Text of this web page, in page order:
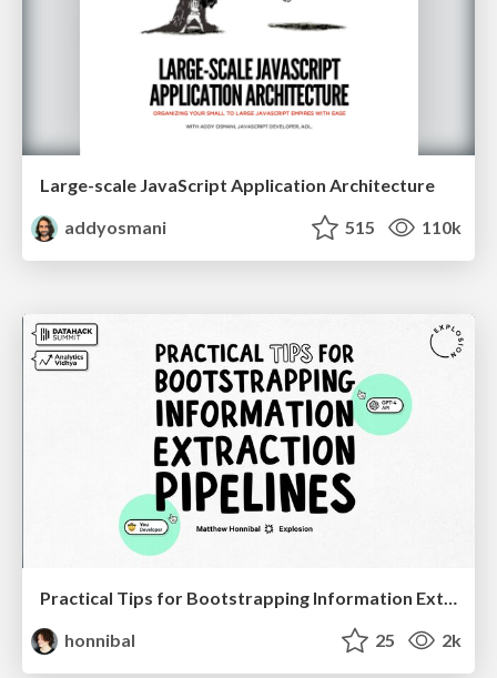
Large-scale JavaScript Application Architecture
addyosmani
515 110k
Practical Tips for Bootstrapping Information Extraction Pipelines
honnibal
25 2k